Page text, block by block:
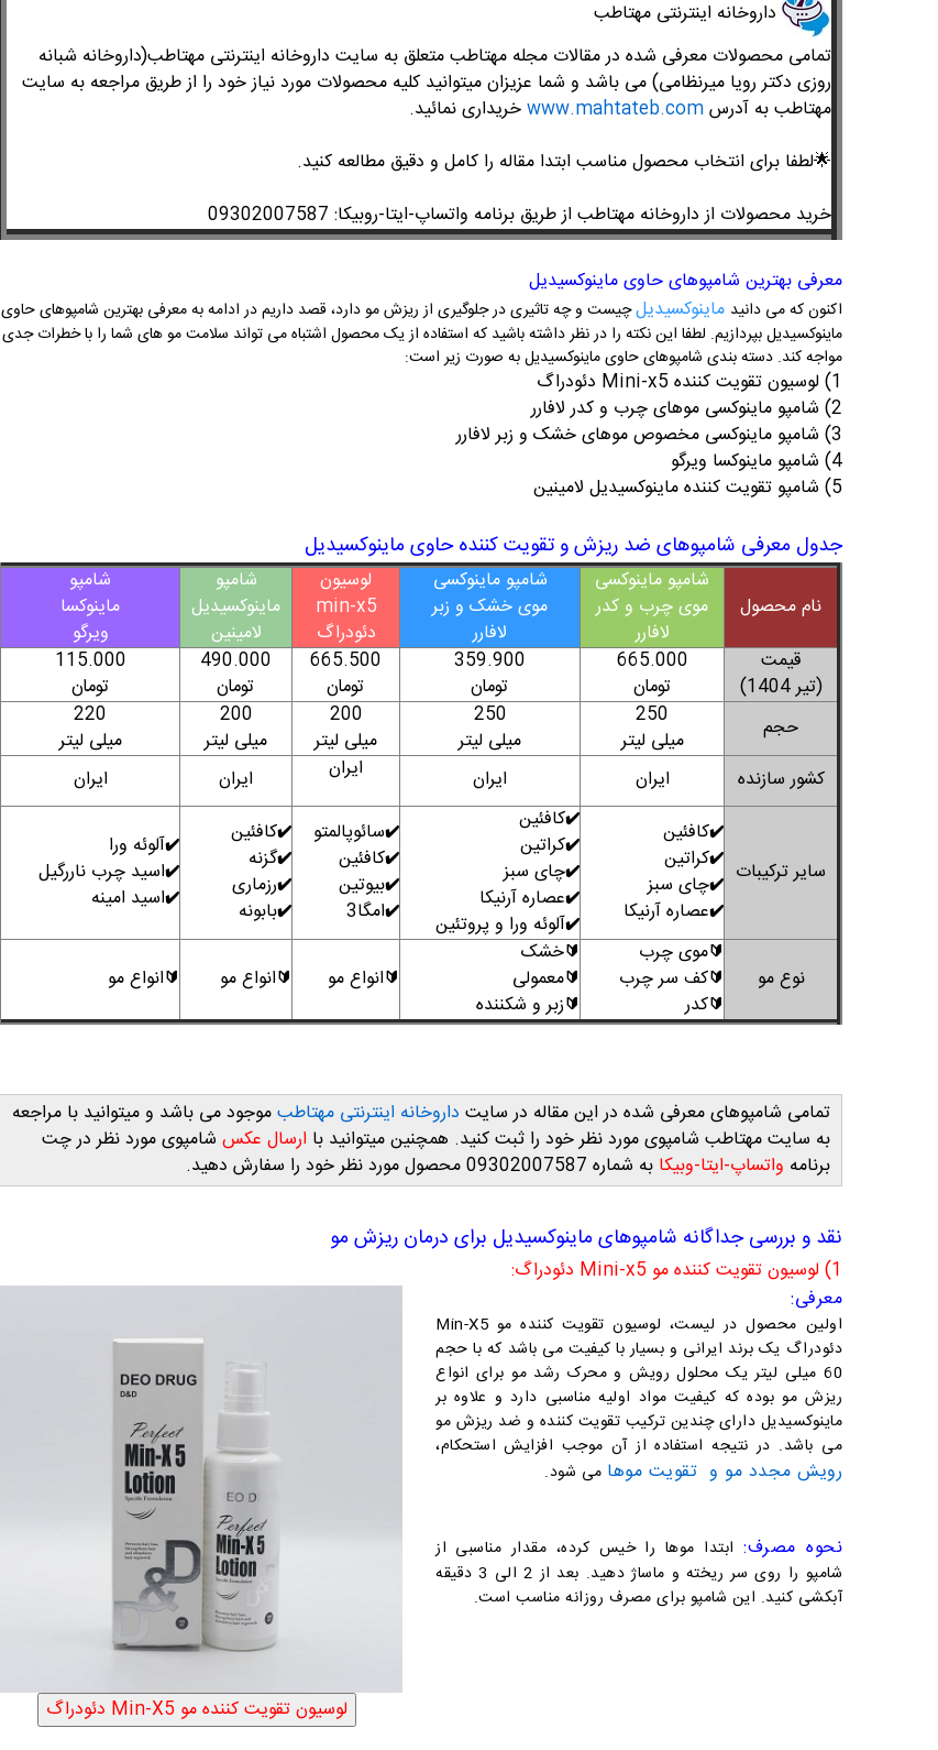
​داروخانه اینترنتی مهتاطب
تمامی محصولات معرفی شده در مقالات مجله مهتاطب متعلق به سایت داروخانه اینترنتی مهتاطب(داروخانه شبانه
روزی دکتر رویا میرنظامی) می باشد و شما عزیزان میتوانید کلیه محصولات مورد نیاز خود را از طریق مراجعه به سایت
مهتاطب به آدرسwww.mahtateb.comخریداری نمائید.
🌟لطفا برای انتخاب محصول مناسب ابتدا مقاله را کامل و دقیق مطالعه کنید.
خرید محصولات از داروخانه مهتاطب از طریق برنامه واتساپ-ایتا-روبیکا: 09302007587
معرفی بهترین شامپوهای حاوی ماینوکسیدیل
اکنون که می دانید ماینوکسیدیلچیست و چه تاثیری در جلوگیری از ریزش مو دارد، قصد داریم در ادامه به معرفی بهترین شامپوهای حاوی
ماینوکسیدیل بپردازیم. لطفا این نکته را در نظر داشته باشید که استفاده از یک محصول اشتباه می تواند سلامت مو های شما را با خطرات جدی
مواجه کند. دسته بندی شامپوهای حاوی ماینوکسیدیل به صورت زیر است:
1) لوسیون تقویت کننده Mini-x5 دئودراگ
2) شامپو ماینوکسی موهای چرب و کدر لافارر
3) شامپو ماینوکسی مخصوص موهای خشک و زبر لافارر
4) شامپو ماینوکسا ویرگو
5) شامپو تقویت کننده ماینوکسیدیل لامینین
جدول معرفی شامپوهای ضد ریزش و تقویت کننده حاوی ماینوکسیدیل
نام محصول
شامپو ماینوکسی
موی چرب و کدر
لافارر
شامپو ماینوکسی
موی خشک و زبر
لافارر
لوسیون
min-x5
دئودراگ
شامپو
ماینوکسیدیل
لامینین
شامپو
ماینوکسا
ویرگو
قیمت
(تیر 1404)
665.000
تومان
359.900
تومان
665.500
تومان
490.000
تومان
115.000
تومان
حجم
250
میلی لیتر
250
میلی لیتر
200
میلی لیتر
200
میلی لیتر
220
میلی لیتر
کشور سازنده
ایران ایران ایران ایران ایران
سایر ترکیبات
✔️کافئین
✔️کراتین
✔️چای سبز
✔️عصاره آرنیکا
✔️کافئین
✔️کراتین
✔️چای سبز
✔️عصاره آرنیکا
✔️آلوئه ورا و پروتئین
✔️سائوپالمتو
✔️کافئین
✔️بیوتین
✔️امگا3
✔️کافئین
✔️گزنه
✔️رزماری
✔️بابونه
✔️آلوئه ورا
✔️اسید چرب ناررگیل
✔️اسید امینه
نوع مو
🔰موی چرب
🔰کف سر چرب
🔰کدر
🔰خشک
🔰معمولی
🔰زبر و شکننده
🔰انواع مو 🔰انواع مو 🔰انواع مو
تمامی شامپوهای معرفی شده در این مقاله در سایت داروخانه اینترنتی مهتاطبموجود می باشد و میتوانید با مراجعه
به سایت مهتاطب شامپوی مورد نظر خود را ثبت کنید. همچنین میتوانید با ارسال عکس شامپوی مورد نظر در چت
برنامه واتساپ-ایتا-وبیکا به شماره 09302007587 محصول مورد نظر خود را سفارش دهید.
نقد و بررسی جداگانه شامپوهای ماینوکسیدیل برای درمان ریزش مو
1) لوسیون تقویت کننده مو Mini-x5 دئو
دراگ:
معرفی:
اولین محصول در لیست، لوس
یون تقویت کننده مو Min-X5
دئودراگ یک برند ایرانی و بسیار با کیفیت می باشد که با حجم
60 میلی لیتر یک محلول رویش و محرک رشد مو برای انواع
ریزش مو بوده که کیفیت مواد اولیه مناسبی دارد و علاوه بر
ماینوکسیدیل دارای چندین ترکیب تقویت کننده و ضد ریزش مو
می باشد. در نتیجهاستفاده از آن موجب افزایش استحکام،
رویش مجدد مو و تقویت موها می شود.
نحوه مصرف:ابتدا موها را خیس کرده، مقدار مناسبی از
شامپو را روی سر ریخته و ماساژ دهید. بعد از 2 الی 3 دقیقه
آبکشی کنید. این شامپو برای مصرف روزانه مناسب است.